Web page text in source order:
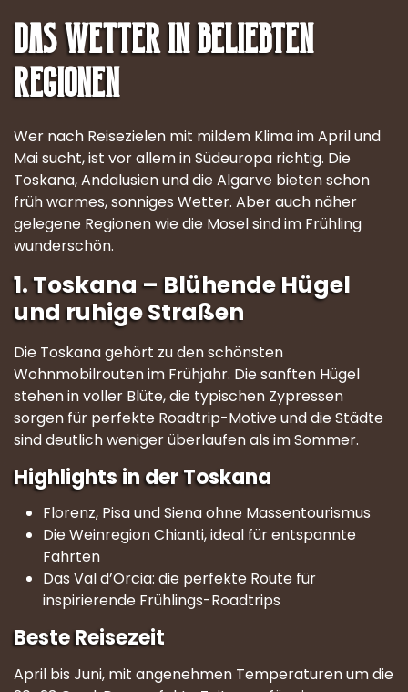
Das Wetter in beliebten
Regionen
Wer nach Reisezielen mit mildem Klima im April und
Mai sucht, ist vor allem in Südeuropa richtig. Die
Toskana, Andalusien und die Algarve bieten schon
früh warmes, sonniges Wetter. Aber auch näher
gelegene Regionen wie die Mosel sind im Frühling
wunderschön.
1. Toskana – Blühende Hügel
und ruhige Straßen
Die Toskana gehört zu den schönsten
Wohnmobilrouten im Frühjahr. Die sanften Hügel
stehen in voller Blüte, die typischen Zypressen
sorgen für perfekte Roadtrip-Motive und die Städte
sind deutlich weniger überlaufen als im Sommer.
Highlights in der Toskana
Florenz, Pisa und Siena ohne Massentourismus
Die Weinregion Chianti, ideal für entspannte
Fahrten
Das Val d’Orcia: die perfekte Route für
inspirierende Frühlings-Roadtrips
Beste Reisezeit
April bis Juni, mit angenehmen Temperaturen um die